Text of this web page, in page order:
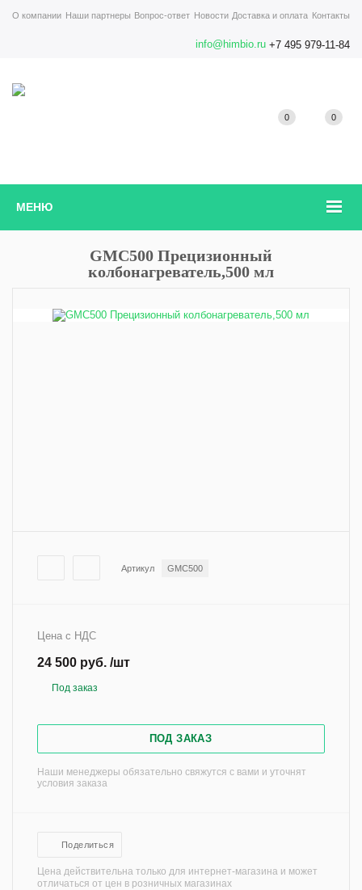
О компании Наши партнеры Вопрос-ответ Новости Доставка и оплата Контакты
info@himbio.ru +7 495 979-11-84
МЕНЮ
0 0
GMC500 Прецизионный
колбонагреватель,500 мл
Артикул GMC500
Цена с НДС
24 500 руб. /шт
Под заказ
ПОД ЗАКАЗ
Наши менеджеры обязательно свяжутся с вами и уточнят
условия заказа
Поделиться
Цена действительна только для интернет-магазина и может
отличаться от цен в розничных магазинах